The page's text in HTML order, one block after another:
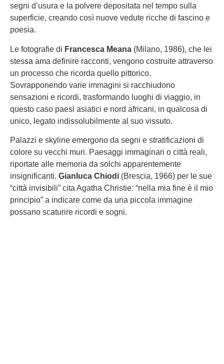
segni d’usura e la polvere depositata nel tempo sulla
superficie, creando così nuove vedute ricche di fascino e
poesia.
Le fotografie di Francesca Meana (Milano, 1986), che lei
stessa ama definire racconti, vengono costruite attraverso
un processo che ricorda quello pittorico.
Sovrapponendo varie immagini si racchiudono
sensazioni e ricordi, trasformando luoghi di viaggio, in
questo caso paesi asiatici e nord africani, in qualcosa di
unico, legato indissolubilmente al suo vissuto.
Palazzi e skyline emergono da segni e stratificazioni di
colore su vecchi muri. Paesaggi immaginari o città reali,
riportate alle memoria da solchi apparentemente
insignificanti. Gianluca Chiodi (Brescia, 1966) per le sue
“città invisibili” cita Agatha Christie: “nella mia fine è il mio
principio” a indicare come da una piccola immagine
possano scaturire ricordi e sogni.